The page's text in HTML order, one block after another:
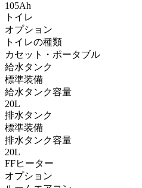
105Ah
トイレ
オプション
トイレの種類
カセット・ポータブル
給水タンク
標準装備
給水タンク容量
20L
排水タンク
標準装備
排水タンク容量
20L
FFヒーター
オプション